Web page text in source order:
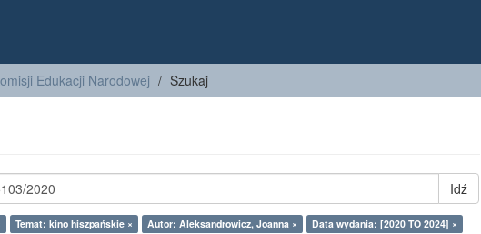
Edukacji Narodowej Szukaj
Idź
Temat: kino hiszpańskie × Autor: Aleksandrowicz, Joanna × Data wydania: [2020 TO 2024] ×